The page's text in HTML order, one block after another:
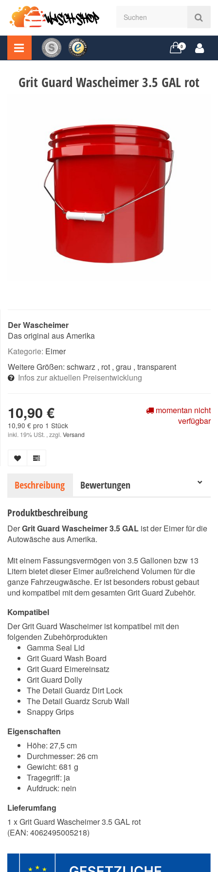
0
Grit Guard Wascheimer 3.5 GAL rot
Der Wascheimer
Das original aus Amerika
Kategorie: Eimer
Weitere Größen: schwarz , rot , grau , transparent
Infos zur aktuellen Preisentwicklung
10,90 €
10,90 € pro 1 Stück
inkl. 19% USt. , zzgl. Versand
momentan nicht
verfügbar
Beschreibung Bewertungen
Produktbeschreibung
DerGrit Guard Wascheimer 3.5 GAL ist der Eimer für die
Autowäsche aus Amerika.
Mit einem Fassungsvermögen von 3.5 Gallonen bzw 13
Litern bietet dieser Eimer außreichend Volumen für die
ganze Fahrzeugwäsche. Er ist besonders robust gebaut
und kompatibel mit dem gesamten Grit Guard Zubehör.
Kompatibel
Der Grit Guard Wascheimer ist kompatibel mit den
folgenden Zubehörprodukten
Gamma Seal Lid
Grit Guard Wash Board
Grit Guard Eimereinsatz
Grit Guard Dolly
The Detail Guardz Dirt Lock
The Detail Guardz Scrub Wall
Snappy Grips
Eigenschaften
Höhe: 27,5 cm
Durchmesser: 26 cm
Gewicht: 681 g
Tragegriff: ja
Aufdruck: nein
Lieferumfang
1 x Grit Guard Wascheimer 3.5 GAL rot
(EAN: 4062495005218)